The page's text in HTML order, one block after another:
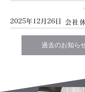
2025年12月26日
過去のお知ら